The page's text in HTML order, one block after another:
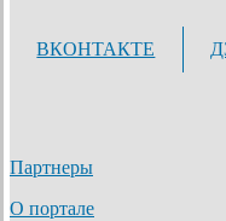
ВКОНТАКТЕ
Партнеры
О портале